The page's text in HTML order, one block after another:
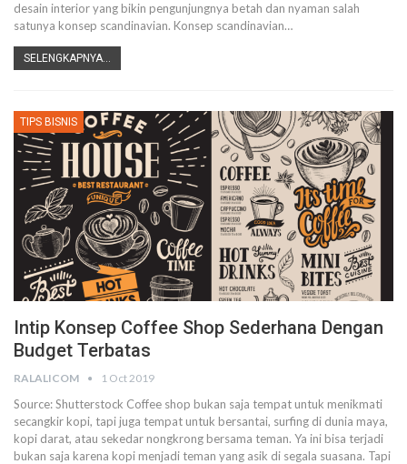
desain interior yang bikin pengunjungnya betah dan nyaman salah
satunya konsep scandinavian. Konsep scandinavian…
SELENGKAPNYA...
TIPS BISNIS
Intip Konsep Coffee Shop Sederhana Dengan
Budget Terbatas
RALALICOM 1 Oct 2019
Source: Shutterstock Coffee shop bukan saja tempat untuk menikmati
secangkir kopi, tapi juga tempat untuk bersantai, surfing di dunia maya,
kopi darat, atau sekedar nongkrong bersama teman. Ya ini bisa terjadi
bukan saja karena kopi menjadi teman yang asik di segala suasana. Tapi